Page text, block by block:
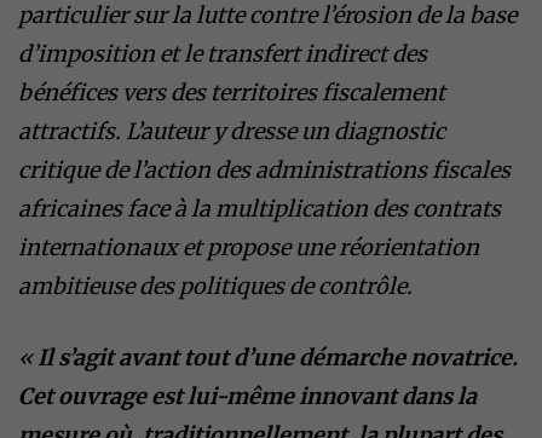
particulier sur la lutte contre l’érosion de la base
d’imposition et le transfert indirect des
bénéfices vers des territoires fiscalement
attractifs. L’auteur y dresse un diagnostic
critique de l’action des administrations fiscales
africaines face à la multiplication des contrats
internationaux et propose une réorientation
ambitieuse des politiques de contrôle.
«Il s’agit avant tout d’une démarche novatrice.
Cet ouvrage est lui-même innovant dans la